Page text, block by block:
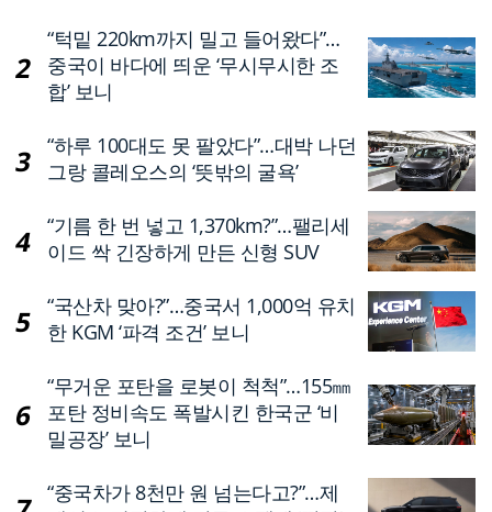
“턱밑 220km까지 밀고 들어왔다”…
중국이 바다에 띄운 ‘무시무시한 조
합’ 보니
“하루 100대도 못 팔았다”…대박 나던
그랑 콜레오스의 ‘뜻밖의 굴욕’
“기름 한 번 넣고 1,370km?”…팰리세
이드 싹 긴장하게 만든 신형 SUV
“국산차 맞아?”…중국서 1,000억 유치
한 KGM ‘파격 조건’ 보니
“무거운 포탄을 로봇이 척척”…155㎜
포탄 정비속도 폭발시킨 한국군 ‘비
밀공장’ 보니
“중국차가 8천만 원 넘는다고?”…제